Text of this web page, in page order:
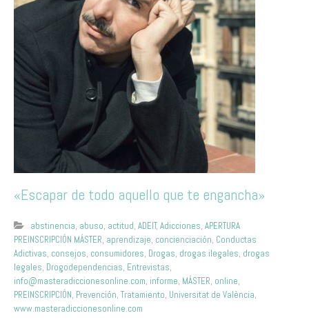
«Escapar de todo aquello que te engancha»
abstinencia, abuso, actitud, ADEIT, Adicciones, APERTURA
PREINSCRIPCIÓN MÁSTER, aprendizaje, concienciación, Conductas
Adictivas, consejos, consumidores, Drogas, drogas ilegales, drogas
legales, Drogodependencias, Entrevistas,
info@masteradiccionesonline.com, informe, MÁSTER, online,
PREINSCRIPCIÓN, Prevención, Tratamiento, Universitat de València,
www.masteradiccionesonline.com